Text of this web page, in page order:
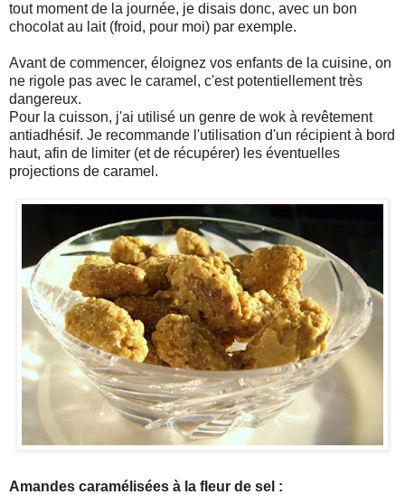
tout moment de la journée, je disais donc, avec un bon
chocolat au lait (froid, pour moi) par exemple.
Avant de commencer, éloignez vos enfants de la cuisine, on
ne rigole pas avec le caramel, c'est potentiellement très
dangereux.
Pour la cuisson, j'ai utilisé un genre de wok à revêtement
antiadhésif. Je recommande l'utilisation d'un récipient à bord
haut, afin de limiter (et de récupérer) les éventuelles
projections de caramel.
Amandes caramélisées à la fleur de sel :